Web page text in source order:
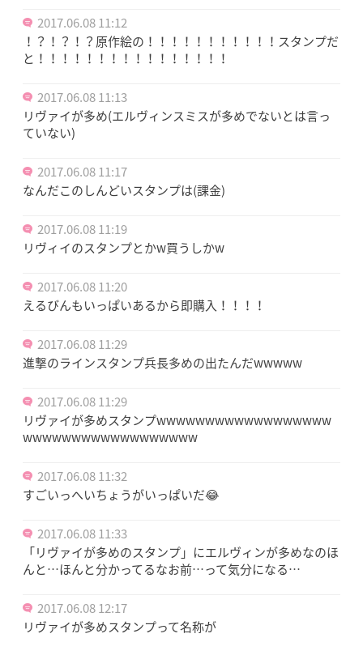
2017.06.08 11:12
！？！？！？原作絵の！！！！！！！！！！！スタンプだ
と！！！！！！！！！！！！！！！！
2017.06.08 11:13
リヴァイが多め(エルヴィンスミスが多めでないとは言っ
ていない)
2017.06.08 11:17
なんだこのしんどいスタンプは(課金)
2017.06.08 11:19
リヴィイのスタンプとかw買うしかw
2017.06.08 11:20
えるびんもいっぱいあるから即購入！！！！
2017.06.08 11:29
進撃のラインスタンプ兵長多めの出たんだwwwww
2017.06.08 11:29
リヴァイが多めスタンプwwwwwwwwwwwwwwwwww
wwwwwwwwwwwwwwwwww
2017.06.08 11:32
すごいっへいちょうがいっぱいだ😂
2017.06.08 11:33
「リヴァイが多めのスタンプ」にエルヴィンが多めなのほ
んと…ほんと分かってるなお前…って気分になる…
2017.06.08 12:17
リヴァイが多めスタンプって名称が